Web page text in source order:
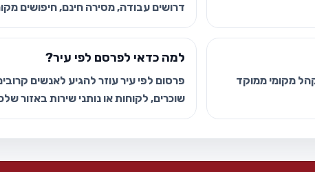
דרושים עבודה, מסירה חינם, חיפושים
מקומי ממוקד
למה כדאי לפרסם לפי עיר?
פרסום לפי עיר עוזר להגיע לאנשים
שוכרים, לקוחות או נותני שירות באזור